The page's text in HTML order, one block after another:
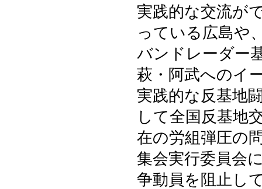
実践的な交流が
っている広島や
バンドレーダー
萩・阿武へのイ
実践的な反基地
して全国反基地
在の労組弾圧の
集会実行委員会
争動員を阻止し